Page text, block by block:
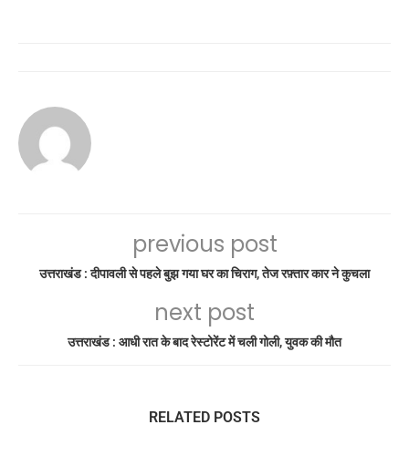
previous post
उत्तराखंड : दीपावली से पहले बुझ गया घर का चिराग, तेज रफ़्तार कार ने कुचला
next post
उत्तराखंड : आधी रात के बाद रेस्टोरेंट में चली गोली, युवक की मौत
RELATED POSTS